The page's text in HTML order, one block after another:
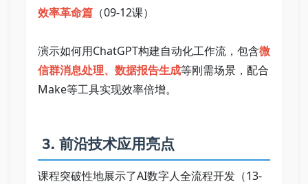
效率革命篇 （09-12课）
演示如何用ChatGPT构建自动化工作流，包含微
信群消息处理、数据报告生成等刚需场景，配合
Make等工具实现效率倍增。
3. 前沿技术应用亮点
课程突破性地展示了AI数字人全流程开发（13-